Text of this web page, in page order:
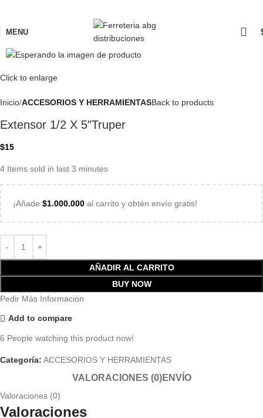
MENU
Click to enlarge
Inicio ACCESORIOS Y HERRAMIENTASBack to products
Extensor 1/2 X 5″Truper
$15
4 Items sold in last 3 minutes
¡Añade $1.000.000 al carrito y obtén envío gratis!
AÑADIR AL CARRITO
BUY NOW
Pedir Más Información
Add to compare
6 People watching this product now!
Categoría: ACCESORIOS Y HERRAMIENTAS
VALORACIONES (0)ENVÍO
Valoraciones (0)
Valoraciones